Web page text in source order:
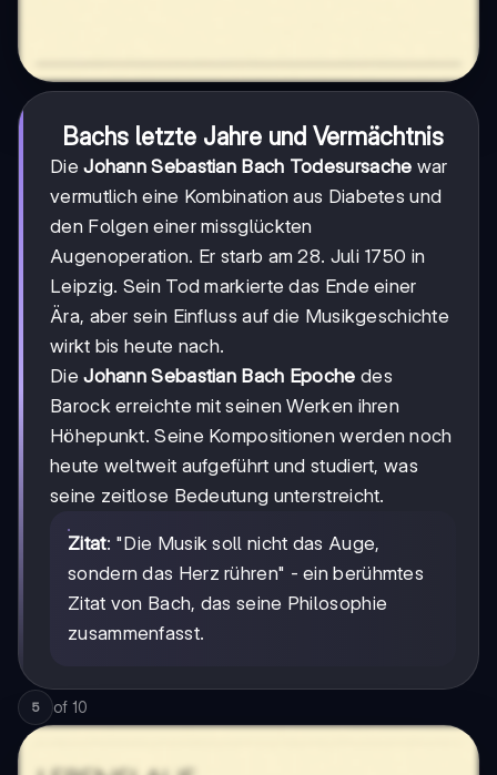
Bachs letzte Jahre und Vermächtnis
DieJohann Sebastian Bach Todesursache war
vermutlich eine Kombination aus Diabetes und
den Folgen einer missglückten
Augenoperation. Er starb am 28. Juli 1750 in
Leipzig. Sein Tod markierte das Ende einer
Ära, aber sein Einfluss auf die Musikgeschichte
wirkt bis heute nach.
DieJohann Sebastian Bach Epoche des
Barock erreichte mit seinen Werken ihren
Höhepunkt. Seine Kompositionen werden noch
heute weltweit aufgeführt und studiert, was
seine zeitlose Bedeutung unterstreicht.
Zitat: "Die Musik soll nicht das Auge,
sondern das Herz rühren" - ein berühmtes
Zitat von Bach, das seine Philosophie
zusammenfasst.
5 of 10